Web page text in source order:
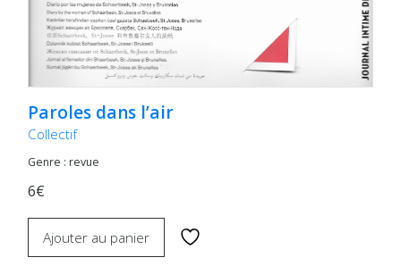
Paroles dans l’air
Collectif
Genre : revue
6€
Ajouter au panier